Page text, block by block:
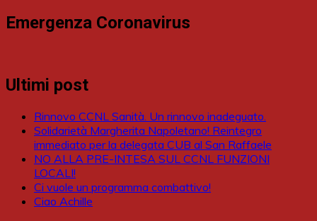
Emergenza Coronavirus
Ultimi post
Rinnovo CCNL Sanità. Un rinnovo inadeguato.
Solidarietà Margherita Napoletano! Reintegro
immediato per la delegata CUB al San Raffaele
NO ALLA PRE-INTESA SUL CCNL FUNZIONI
LOCALI!
Ci vuole un programma combattivo!
Ciao Achille